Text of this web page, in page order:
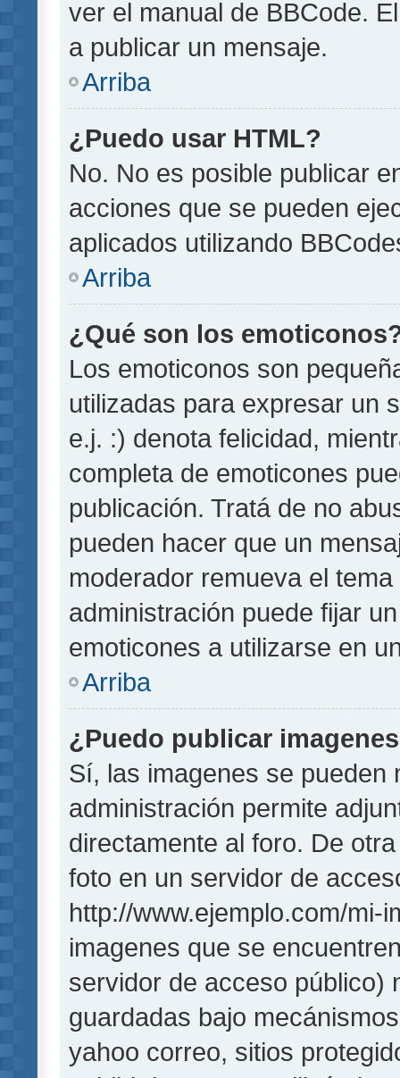
ver el manual de BBCode.
a publicar un mensaje.
Arriba
¿Puedo usar HTML?
No. No es posible publicar
acciones que se pueden
aplicados utilizando
Arriba
¿Qué son los
Los emoticonos son
utilizadas para expresar un
e.j. :) denota felicidad,
completa de emoticones
publicación. Tratá de no
pueden hacer que un
moderador remueva el
administración puede fijar
emoticones a utilizarse en
Arriba
¿Puedo publicar
Sí, las imagenes se pueden
administración permite
directamente al foro. De
foto en un servidor de
http://www.ejemplo.com/mi-
imagenes que se
servidor de acceso público)
guardadas bajo
yahoo correo, sitios